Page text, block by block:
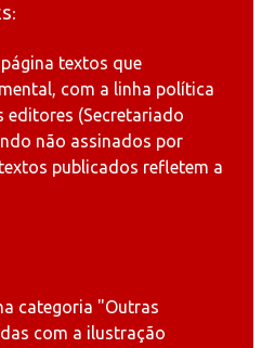
textos que
com a linha política
editores (Secretariado
não assinados por
publicados refletem a
categoria "Outras
com a ilustração